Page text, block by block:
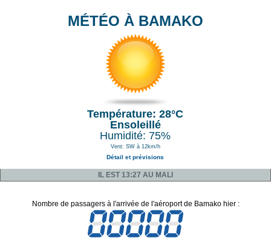
MÉTÉO À BAMAKO
Température: 28°C
Ensoleillé
Humidité: 75%
Vent: SW à 12km/h
Détail et prévisions
IL EST 13:27 AU MALI
Nombre de passagers à l'arrivée de l'aéroport de Bamako hier :